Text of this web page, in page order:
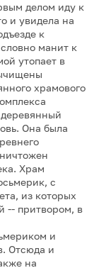
делом иду к
и увидела на
к
манит к
утопает в
храмового
Она была
Храм
с
из которых
-- притвором, в
и
Отсюда и
на